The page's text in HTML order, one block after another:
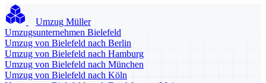
Umzug Müller
Umzugsunternehmen Bielefeld
Umzug von Bielefeld nach Berlin
Umzug von Bielefeld nach Hamburg
Umzug von Bielefeld nach München
Umzug von Bielefeld nach Köln